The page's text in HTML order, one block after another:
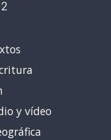
y vídeo